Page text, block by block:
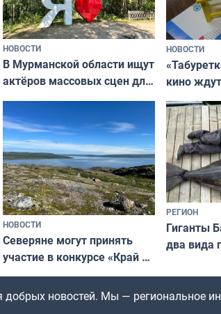
НОВОСТИ
В Мурманской области ищут
актёров массовых сцен для
съёмок в
короткометражном фильме
НОВОСТИ
кино
выходные
НОВОСТИ
Северяне могут принять
участие в конкурсе «Край у
северной границы: фотогид
по Печенгскому округу»
РЕГИОН
Гиганты
два вида
новостей. Мы — региональное